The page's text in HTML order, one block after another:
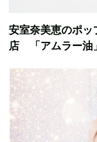
安室奈美恵のポ
店 「アムラー油